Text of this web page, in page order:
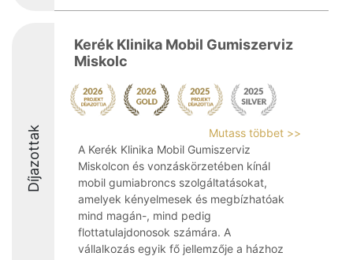
Díjazottak
Kerék Klinika Mobil Gumiszerviz
Miskolc
Mutass többet >>
A Kerék Klinika Mobil Gumiszerviz
Miskolcon és vonzáskörzetében kínál
mobil gumiabroncs szolgáltatásokat,
amelyek kényelmesek és megbízhatóak
mind magán-, mind pedig
flottatulajdonosok számára. A
vállalkozás egyik fő jellemzője a házhoz